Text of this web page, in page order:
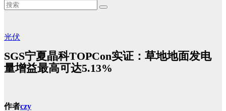
光伏
SGS宁夏晶科TOPCon实证：草地地面发电
量增益最高可达5.13%
作者czy